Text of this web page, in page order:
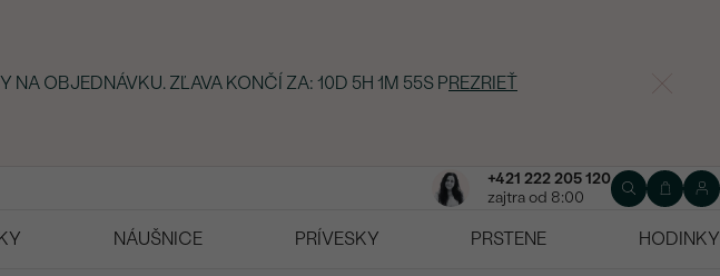
NA OBJEDNÁVKU. ZĽAVA KONČÍ ZA: 10D 5H 1M 54S PREZRIEŤ
+421 222 205 120
zajtra od 8:00
NÁUŠNICE PRÍVESKY PRSTENE
HODINKY